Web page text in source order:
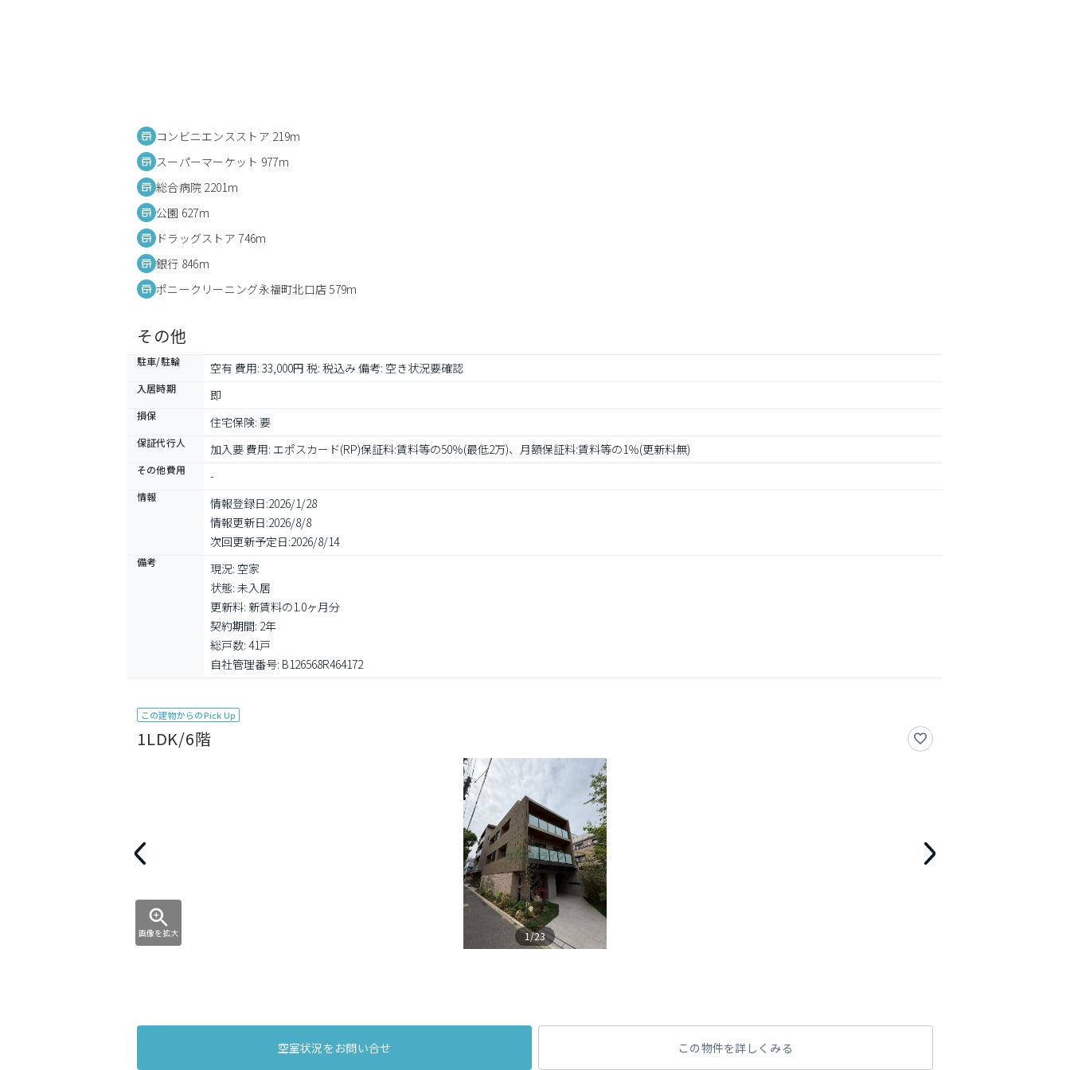
コンビニエンスストア 219m
スーパーマーケット 977m
総合病院 2201m
公園 627m
ドラッグストア 746m
銀行 846m
ポニークリーニング永福町北口店 579m
その他
駐車/駐輪 空有 費用: 33,000円 税: 税込み 備考: 空き状況要確認
入居時期 即
損保 住宅保険: 要
保証代行人 加入要 費用: エポスカード(RP)保証料:賃料等の50％(最低2万)、月額保証料:賃料等の1％(更新料無)
その他費用 -
情報 情報登録日:2026/1/28
情報更新日:2026/8/8
次回更新予定日:2026/8/14
備考
現況: 空家
状態: 未入居
更新料: 新賃料の1.0ヶ月分
契約期間: 2年
総戸数: 41戸
自社管理番号: B126568R464172
この建物からのPick Up
1LDK/6階
画像を拡大 1/23
空室状況をお問い合せ この物件を詳しくみる